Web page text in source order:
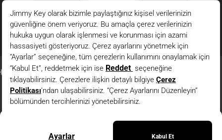
© 2026 - JIMMY KEY |
Bilgi Toplumu Hizmetleri
Siyah Yüksek Bel Normal Paça Gabardin Dokuma Pantolon